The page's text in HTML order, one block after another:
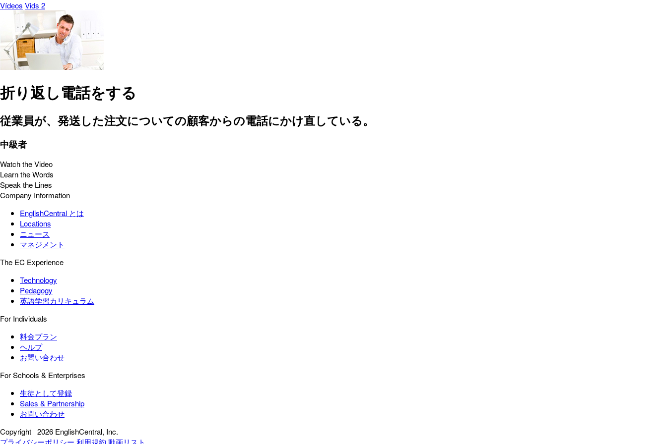
Vídeos Vids 2
折り返し電話をする
従業員が、発送した注文についての顧客からの電話にかけ直している。
中級者
Watch the Video
Learn the Words
Speak the Lines
Company Information
EnglishCentral とは
Locations
ニュース
マネジメント
The EC Experience
Technology
Pedagogy
英語学習カリキュラム
For Individuals
料金プラン
ヘルプ
お問い合わせ
For Schools & Enterprises
生徒として登録
Sales & Partnership
お問い合わせ
Copyright 2026 EnglishCentral, Inc.